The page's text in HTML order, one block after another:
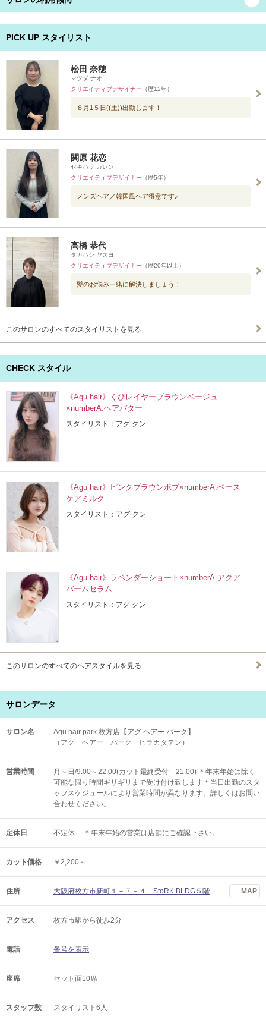
PICK UP スタイリスト
松田 奈穂
マツダ ナオ
クリエイティブデザイナー （歴12年）
８月1５日((土))出勤します！
関原 花恋
セキハラ カレン
クリエイティブデザイナー （歴5年）
メンズヘア／韓国風ヘア得意です♪
高橋 恭代
タカハシ ヤスヨ
クリエイティブデザイナー （歴20年以上）
髪のお悩み一緒に解決しましょう！
このサロンのすべてのスタイリストを見る
CHECK スタイル
《Agu hair》くびレイヤーブラウンベージュ
×numberA.ヘアバター
スタイリスト：アグ クン
《Agu hair》ピンクブラウンボブ×numberA.ベース
ケアミルク
スタイリスト：アグ クン
《Agu hair》ラベンダーショート×numberA.アクア
バームセラム
スタイリスト：アグ クン
このサロンのすべてのヘアスタイルを見る
サロンデータ
サロン名
Agu hair park 枚方店【アグ ヘアー パーク】
（アグ ヘアー パーク ヒラカタテン）
営業時間
月～日/9:00～22:00(カット最終受付 21:00) ＊年末年始は除く
可能な限り時間ギリギリまで受け付け致します＊当日出勤のスタ
ッフスケジュールにより営業時間が異なります。詳しくはお問い
合わせください。
定休日 不定休 ＊年末年始の営業は店舗にご確認下さい。
カット価格 ￥2,200～
住所 大阪府枚方市新町１－７－４ StoRK BLDG５階 MAP
アクセス 枚方市駅から徒歩2分
電話 番号を表示
座席 セット面10席
スタッフ数 スタイリスト6人